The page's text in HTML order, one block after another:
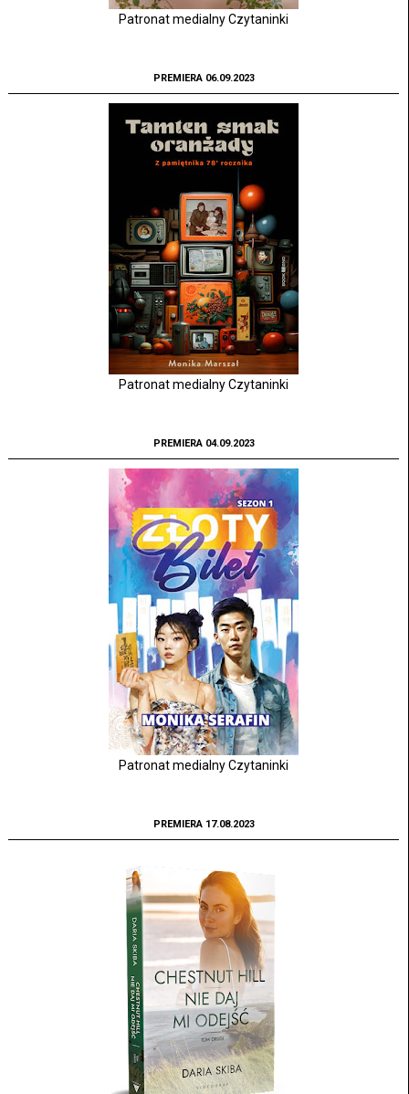
Patronat medialny Czytaninki
PREMIERA 06.09.2023
Patronat medialny Czytaninki
PREMIERA 04.09.2023
Patronat medialny Czytaninki
PREMIERA 17.08.2023